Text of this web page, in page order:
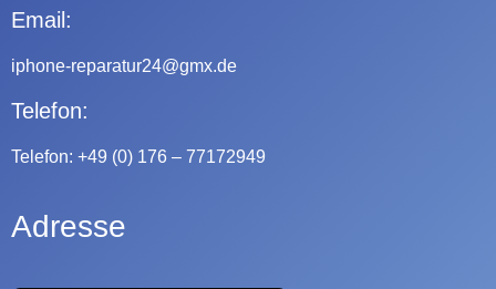
Email:
iphone-reparatur24@gmx.de
Telefon:
Telefon: +49 (0) 176 – 77172949
Adresse